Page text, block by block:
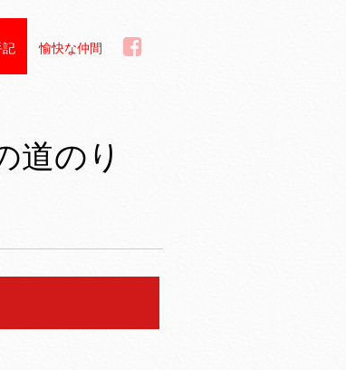
愉快な仲間
道のり